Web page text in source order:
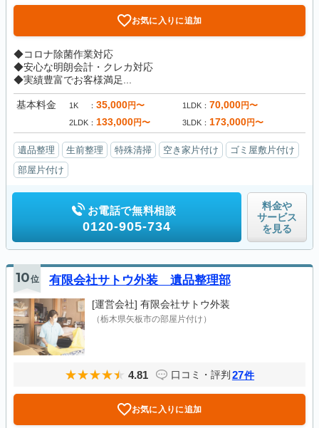
お気に入りに追加
◆コロナ除菌作業対応
◆安心な明朗会計・クレカ対応
◆実績豊富でお客様満足...
基本料金 1K 35,000円〜 1LDK 70,000円〜
2LDK 133,000円〜 3LDK 173,000円〜
遺品整理 生前整理 特殊清掃 空き家片付け
ゴミ屋敷片付け
部屋片付け
お電話で無料相談
0120-905-734
料金や
サービス
を見る
10位 有限会社サトウ外装 遺品整理部
[運営会社] 有限会社サトウ外装
（栃木県矢板市の部屋片付け）
4.81 口コミ・評判 27件
お気に入りに追加